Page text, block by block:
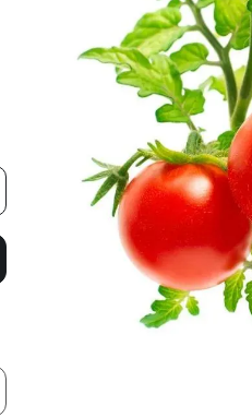
Usa este código en